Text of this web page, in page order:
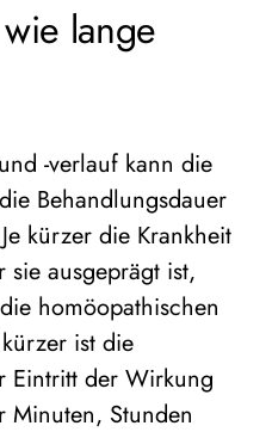
lange
-verlauf kann die
Behandlungsdauer
kürzer die Krankheit
ausgeprägt ist,
homöopathischen
ist die
Eintritt der Wirkung
Minuten, Stunden